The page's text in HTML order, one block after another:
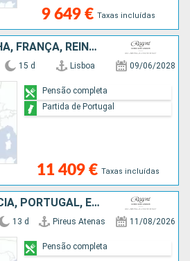
9 649 € Taxas incluídas
PORTUGAL, ESPANHA, FRANÇA, REINO UNIDO
15 d Lisboa 09/06/2028
11 409 € Taxas incluídas
Pensão completa
Partida de Portugal
ITÁLIA, MALTA, GRÉCIA, PORTUGAL, ESPANHA, FRANÇA
13 d Pireus Atenas 11/08/2026
Pensão completa